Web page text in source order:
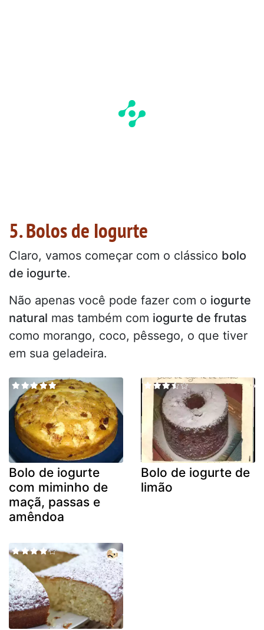
5. Bolos de Iogurte
Claro, vamos começar com o clássico bolo
de iogurte.
Não apenas você pode fazer com o iogurte
natural mas também com iogurte de frutas
como morango, coco, pêssego, o que tiver
em sua geladeira.
Bolo de iogurte
com miminho de
maçã, passas e
amêndoa
Bolo de iogurte de
limão